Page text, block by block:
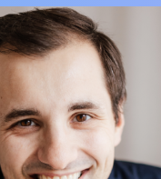
& LinkedIn :
dossiers